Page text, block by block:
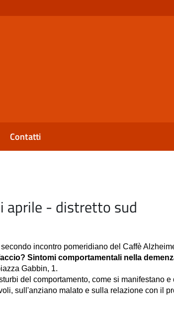
Contatti
aprile - distretto sud
incontro pomeridiano del Caffè
Sintomi comportamentali nella
Gabbin, 1.
del comportamento, come si manifestano e
sull'anziano malato e sulla relazione con il